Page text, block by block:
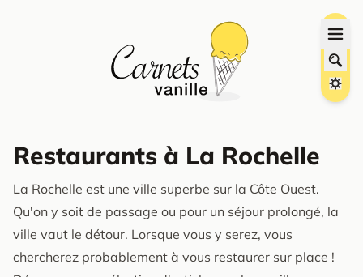
Restaurants à La Rochelle
La Rochelle est une ville superbe sur la Côte Ouest.
Qu'on y soit de passage ou pour un séjour prolongé, la
ville vaut le détour. Lorsque vous y serez, vous
chercherez probablement à vous restaurer sur place !